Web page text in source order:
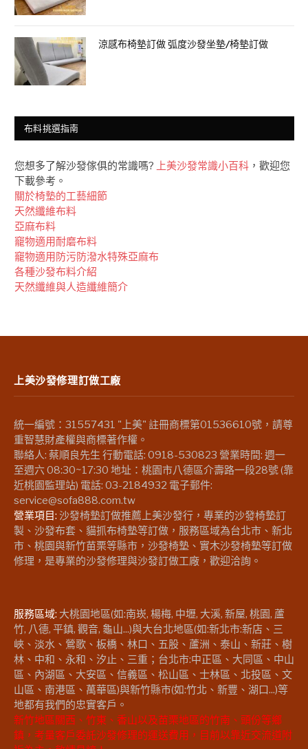
涼感布椅墊訂做 弧度沙發坐墊/椅墊訂做
布料挑選指南
您想多了解沙發傢俱的常識嗎? 上美沙發常識小百科 ，歡迎您
下載參考。
關於椅墊的工藝細節
天然纖維布料
亞麻布料
竉物適用耐磨布料
竉物適用防污防潑水特殊亞麻布
各種沙發布料介紹
天然纖維與人造纖維簡介
上美沙發修理訂做工廠
統一編號：31557431 "上美" 註冊商標第01536610號，請尊
重智慧財產權與商標著作權。
聯絡人: 蔡順良先生 行動電話: 0918-530823 營業時間: 週一
至週六 08:30~17:30 地址：桃園市八德區介壽路一段28號 (靠
近桃園監理站) 電話: 03-2184932 電子郵件:
service@sofa888.com.tw
營業項目: 沙發椅墊訂做推薦上美沙發行，專業的沙發椅墊訂
製、沙發布套、貓抓布椅墊等訂做，服務區域為台北市、新北
市、桃園與新竹苗栗等縣市，沙發椅墊、實木沙發椅墊等訂做
修理，是專業的沙發修理與沙發訂做工廠，歡迎洽詢。
服務區域: 大桃園地區(如:南崁, 楊梅, 中壢, 大溪, 新屋, 桃園, 蘆
竹, 八德, 平鎮, 觀音, 龜山...)與大台北地區(如:新北市:新店、三
峽、淡水、鶯歌、板橋、林口、五股、蘆洲、泰山、新莊、樹
林、中和、永和、汐止、三重；台北市:中正區、大同區、中山
區、內湖區、大安區、信義區、松山區、士林區、北投區、文
山區、南港區、萬華區)與新竹縣市(如:竹北、新豐、湖口...)等
地都有我們的忠實客戶。
新竹地區關西、竹東、香山以及苗栗地區的竹南、頭份等鄉
鎮，考量客戶委託沙發修理的運送費用，目前以靠近交流道附